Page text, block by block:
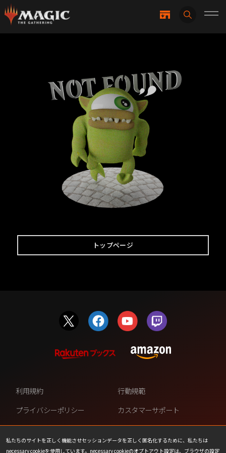
トップページ
私たちのサイトを正しく機能させセッションデータを正しく匿名化するために、私たちは
necessary cookieを使用しています。necessary cookieのオプトアウト設定は、ブラウザの設定
利用規約
行動規範
プライバシーポリシー
カスタマーサポート
ファンコンテンツ・ポリシー
個人情報の販売や共有を許可し
ない